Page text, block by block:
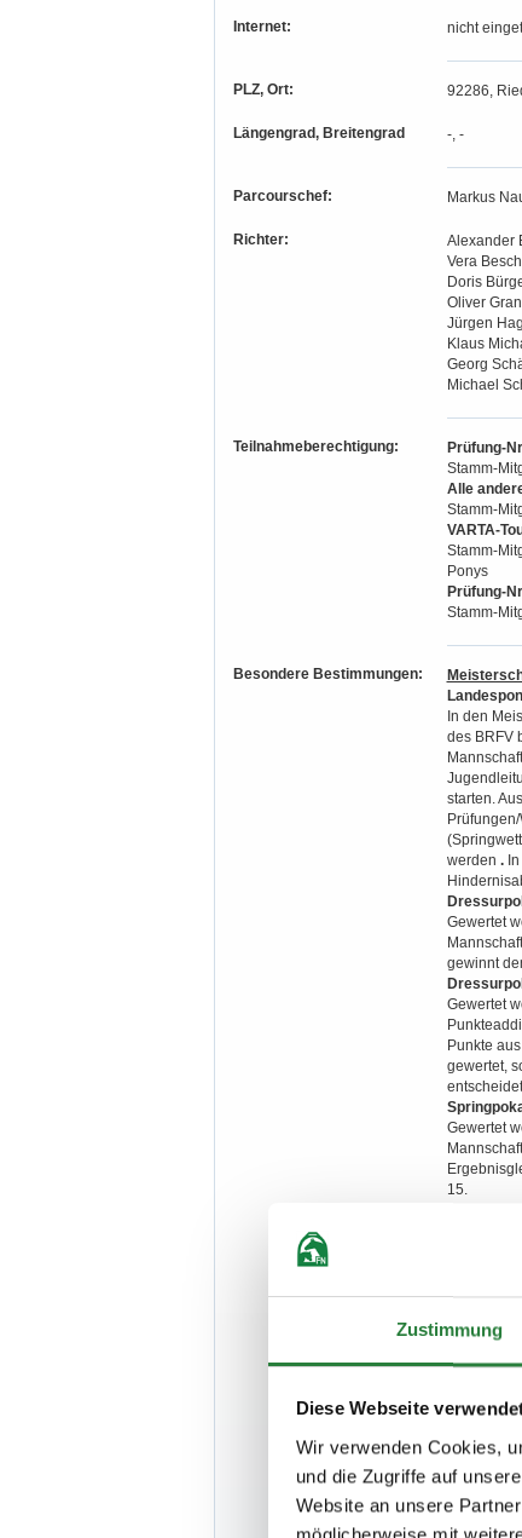
Zustimmung
Diese Webseite
Wir verwenden Cookies,
und die Zugriffe auf
Website an unsere
Internet: nicht
PLZ, Ort: 92286,
Längengrad, Breitengrad -, -
Parcourschef: Markus
Richter:
Alexander
Vera
Doris
Oliver
Jürgen
Klaus
Georg
Michael
Teilnahmeberechtigung:
Prüfung-
Stamm-
Alle
Stamm-
VARTA-
Stamm-
Ponys
Prüfung-
Stamm-
Besondere Bestimmungen:
In den
des BRFV
starten.
werden .
Gewertet
gewinnt
Gewertet
Punkte
gewertet,
Gewertet
15.
Reitern mit
Ergebnis
-
- Belange
- In den
- Ponys
- Die LK